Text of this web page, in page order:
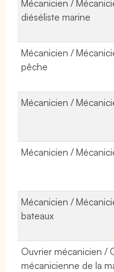
Mécanicien /
diéséliste marine
Mécanicien /
pêche
Mécanicien /
Mécanicien /
Mécanicien /
bateaux
Ouvrier mécanicien /
mécanicienne de la